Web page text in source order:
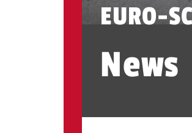
EURO-
News